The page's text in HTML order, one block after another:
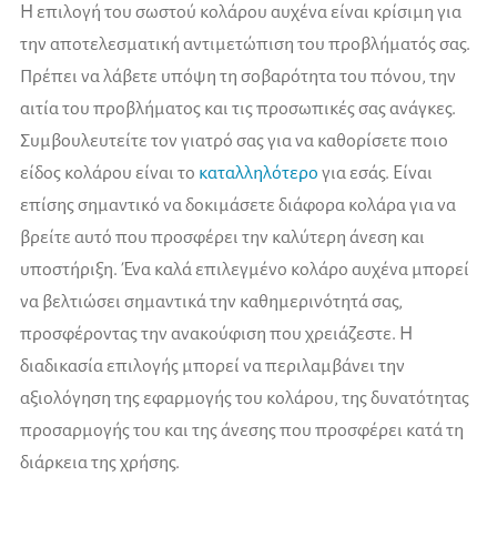
Η επιλογή του σωστού κολάρου αυχένα είναι κρίσιμη για
την αποτελεσματική αντιμετώπιση του προβλήματός σας.
Πρέπει να λάβετε υπόψη τη σοβαρότητα του πόνου, την
αιτία του προβλήματος και τις προσωπικές σας ανάγκες.
Συμβουλευτείτε τον γιατρό σας για να καθορίσετε ποιο
είδος κολάρου είναι το καταλληλότερο για εσάς. Είναι
επίσης σημαντικό να δοκιμάσετε διάφορα κολάρα για να
βρείτε αυτό που προσφέρει την καλύτερη άνεση και
υποστήριξη. Ένα καλά επιλεγμένο κολάρο αυχένα μπορεί
να βελτιώσει σημαντικά την καθημερινότητά σας,
προσφέροντας την ανακούφιση που χρειάζεστε. Η
διαδικασία επιλογής μπορεί να περιλαμβάνει την
αξιολόγηση της εφαρμογής του κολάρου, της δυνατότητας
προσαρμογής του και της άνεσης που προσφέρει κατά τη
διάρκεια της χρήσης.